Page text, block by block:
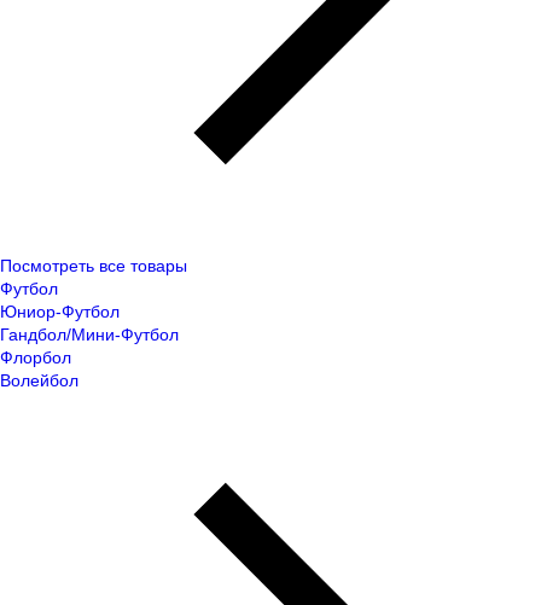
Посмотреть все товары
Футбол
Юниор-Футбол
Гандбол/Мини-Футбол
Флорбол
Волейбол